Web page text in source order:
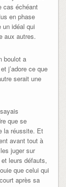
cas échéant
en phase
un idéal qui
aux autres.
boulot a
j’adore ce que
serait une
que se
la réussite. Et
avant tout à
juger sur
leurs défauts,
que celui qui
après sa